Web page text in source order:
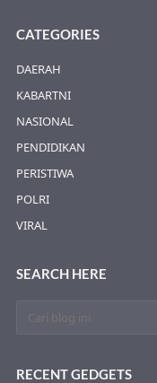
CATEGORIES
DAERAH
KABARTNI
NASIONAL
PENDIDIKAN
PERISTIWA
POLRI
VIRAL
SEARCH HERE
RECENT GEDGETS